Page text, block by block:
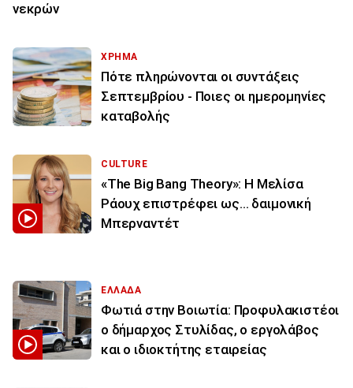
νεκρών
ΧΡΗΜΑ
Πότε πληρώνονται οι συντάξεις
Σεπτεμβρίου - Ποιες οι ημερομηνίες
καταβολής
CULTURE
«The Big Bang Theory»: Η Μελίσα
Ράουχ επιστρέφει ως… δαιμονική
Μπερναντέτ
ΕΛΛΑΔΑ
Φωτιά στην Βοιωτία: Προφυλακιστέοι
ο δήμαρχος Στυλίδας, ο εργολάβος
και ο ιδιοκτήτης εταιρείας